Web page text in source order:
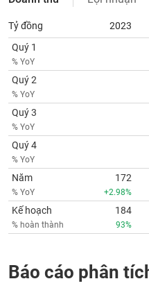
Tỷ đồng 2023
Quý 1
% YoY
Quý 2
% YoY
Quý 3
% YoY
Quý 4
% YoY
Năm
% YoY
172
+2.98%
Kế hoạch
% hoàn thành
184
93%
Báo cáo phân